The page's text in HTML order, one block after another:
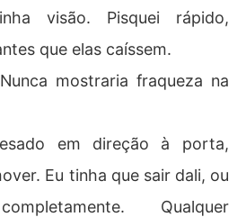
visão. Pisquei rápido,
que elas caíssem.
mostraria fraqueza na
em direção à porta,
Eu tinha que sair dali, ou
Qualquer